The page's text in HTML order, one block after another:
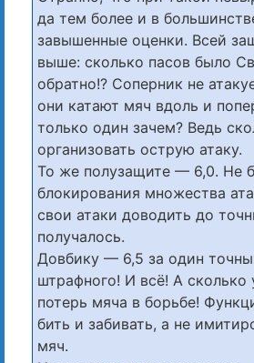
да тем более и в
завышенные оценки. Всей
выше: сколько пасов было
обратно!? Соперник не
они катают мяч вдоль и
только один зачем? Ведь
организовать острую атаку.
То же полузащите — 6,0. Не
блокирования множества
свои атаки доводить до
получалось.
Довбику — 6,5 за один
штрафного! И всё! А
потерь мяча в борьбе!
бить и забивать, а не
мяч.